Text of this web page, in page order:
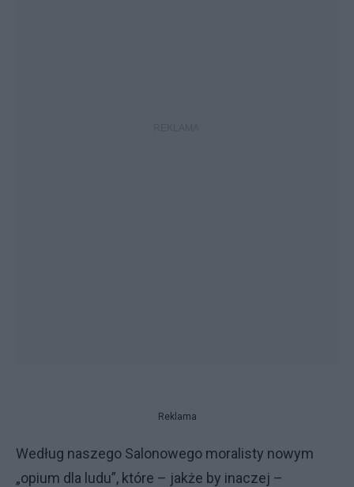
Reklama
Według naszego Salonowego moralisty nowym
„opium dla ludu”, które – jakże by inaczej –